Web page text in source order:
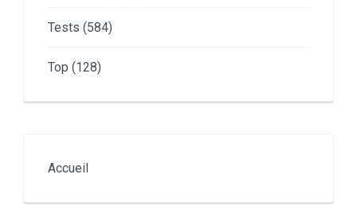
Tests (584)
Top (128)
Accueil